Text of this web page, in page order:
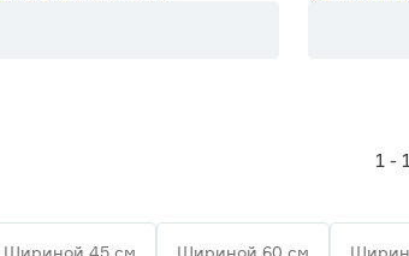
1 -
Шириной 45 см Шириной 60 см